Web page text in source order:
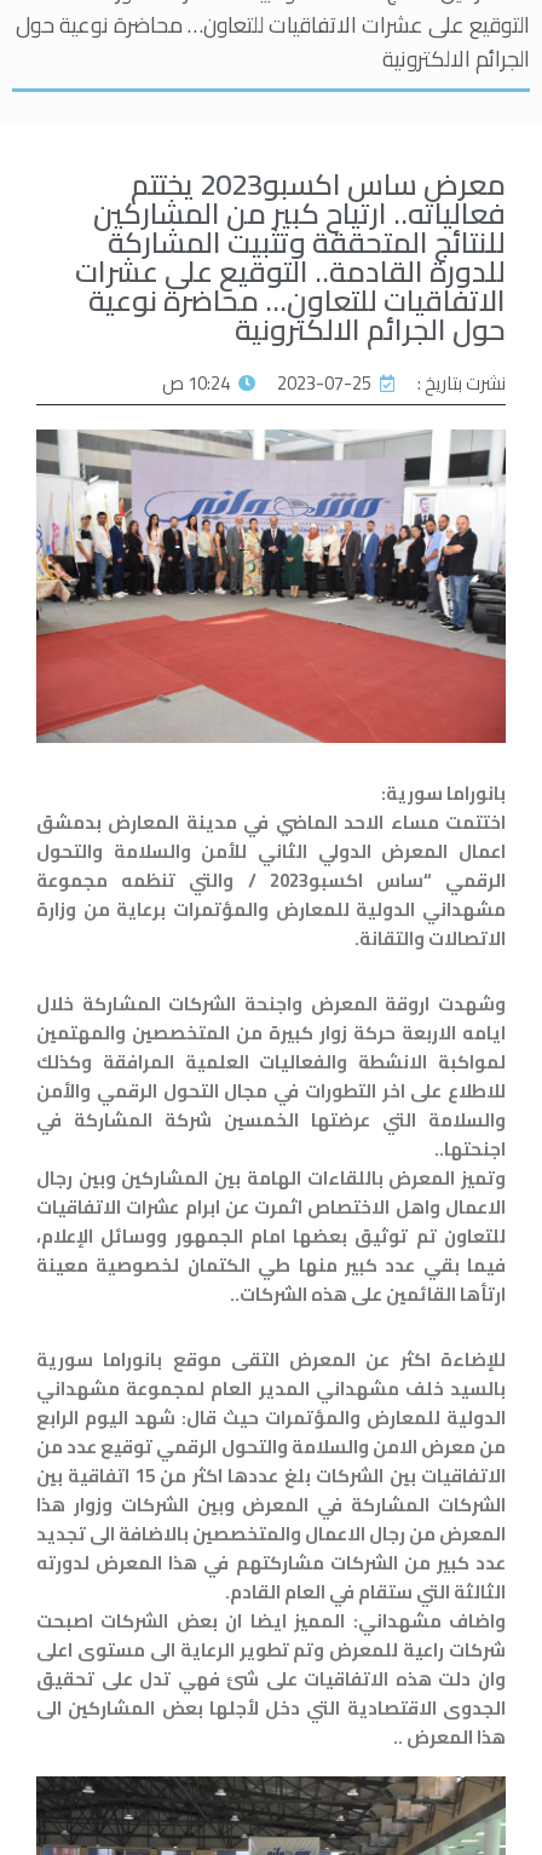
التوقيع على عشرات الاتفاقيات للتعاون… محاضرة نوعية حول
الجرائم الالكترونية
معرض ساس اكسبو2023 يختتم
فعالياته.. ارتياح كبير من المشاركين
للنتائج المتحققة وتثبيت المشاركة
للدورة القادمة.. التوقيع على عشرات
الاتفاقيات للتعاون… محاضرة نوعية
حول الجرائم الالكترونية
نشرت بتاريخ : 2023-07-25 10:24 ص
بانوراما سورية:
اختتمت مساء الاحد الماضي في مدينة المعارض بدمشق
اعمال المعرض الدولي الثاني للأمن والسلامة والتحول
الرقمي “ساس اكسبو2023 / والتي تنظمه مجموعة
مشهداني الدولية للمعارض والمؤتمرات برعاية من وزارة
الاتصالات والتقانة.
وشهدت اروقة المعرض واجنحة الشركات المشاركة خلال
ايامه الاربعة حركة زوار كبيرة من المتخصصين والمهتمين
لمواكبة الانشطة والفعاليات العلمية المرافقة وكذلك
للاطلاع على اخر التطورات في مجال التحول الرقمي والأمن
والسلامة التي عرضتها الخمسين شركة المشاركة في
اجنحتها..
وتميز المعرض باللقاءات الهامة بين المشاركين وبين رجال
الاعمال واهل الاختصاص اثمرت عن ابرام عشرات الاتفاقيات
للتعاون تم توثيق بعضها امام الجمهور ووسائل الإعلام،
فيما بقي عدد كبير منها طي الكتمان لخصوصية معينة
ارتأها القائمين على هذه الشركات..
للإضاءة اكثر عن المعرض التقى موقع بانوراما سورية
بالسيد خلف مشهداني المدير العام لمجموعة مشهداني
الدولية للمعارض والمؤتمرات حيث قال: شهد اليوم الرابع
من معرض الامن والسلامة والتحول الرقمي توقيع عدد من
الاتفاقيات بين الشركات بلغ عددها اكثر من 15 اتفاقية بين
الشركات المشاركة في المعرض وبين الشركات وزوار هذا
المعرض من رجال الاعمال والمتخصصين بالاضافة الى تجديد
عدد كبير من الشركات مشاركتهم في هذا المعرض لدورته
الثالثة التي ستقام في العام القادم.
واضاف مشهداني: المميز ايضا ان بعض الشركات اصبحت
شركات راعية للمعرض وتم تطوير الرعاية الى مستوى اعلى
وان دلت هذه الاتفاقيات على شئ فهي تدل على تحقيق
الجدوى الاقتصادية التي دخل لأجلها بعض المشاركين الى
هذا المعرض ..